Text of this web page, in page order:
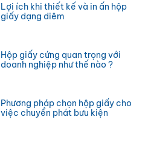
Lợi ích khi thiết kế và in ấn hộp
giấy dạng diêm
Hộp giấy cứng quan trọng với
doanh nghiệp như thế nào ?
Phương pháp chọn hộp giấy cho
việc chuyển phát bưu kiện